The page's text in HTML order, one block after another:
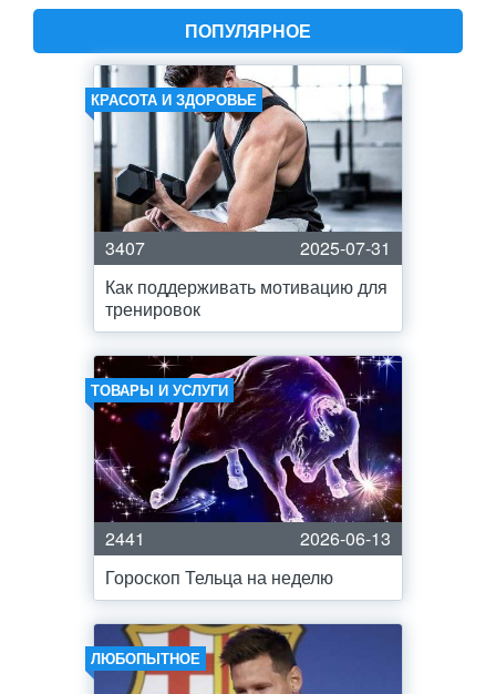
ПОПУЛЯРНОЕ
КРАСОТА И ЗДОРОВЬЕ
3407
2025-07-31
Как поддерживать мотивацию для
тренировок
ТОВАРЫ И УСЛУГИ
2441
2026-06-13
Гороскоп Тельца на неделю
ЛЮБОПЫТНОЕ